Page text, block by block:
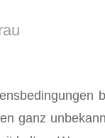
ganz